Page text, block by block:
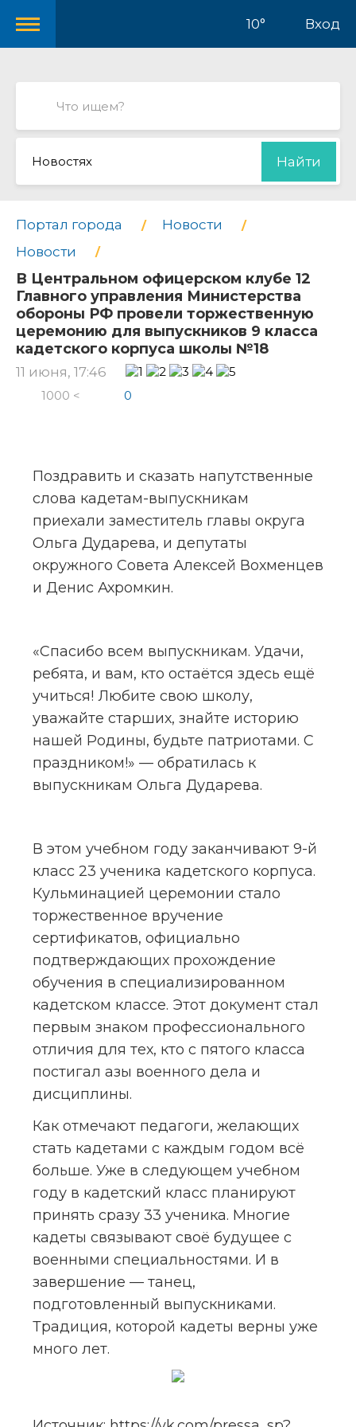
10° Вход
Новостях Найти
Портал города
Новости
Новости
В Центральном офицерском клубе 12
Главного управления Министерства
обороны РФ провели торжественную
церемонию для выпускников 9 класса
кадетского корпуса школы №18
11 июня, 17:46
1000 < 0
Поздравить и сказать напутственные
слова кадетам-выпускникам
приехали заместитель главы округа
Ольга Дударева, и депутаты
окружного Совета Алексей Вохменцев
и Денис Ахромкин.
«Спасибо всем выпускникам. Удачи,
ребята, и вам, кто остаётся здесь ещё
учиться! Любите свою школу,
уважайте старших, знайте историю
нашей Родины, будьте патриотами. С
праздником!» — обратилась к
выпускникам Ольга Дударева.
В этом учебном году заканчивают 9-й
класс 23 ученика кадетского корпуса.
Кульминацией церемонии стало
торжественное вручение
сертификатов, официально
подтверждающих прохождение
обучения в специализированном
кадетском классе. Этот документ стал
первым знаком профессионального
отличия для тех, кто с пятого класса
постигал азы военного дела и
дисциплины.
Как отмечают педагоги, желающих
стать кадетами с каждым годом всё
больше. Уже в следующем учебном
году в кадетский класс планируют
принять сразу 33 ученика. Многие
кадеты связывают своё будущее с
военными специальностями. И в
завершение — танец,
подготовленный выпускниками.
Традиция, которой кадеты верны уже
много лет.